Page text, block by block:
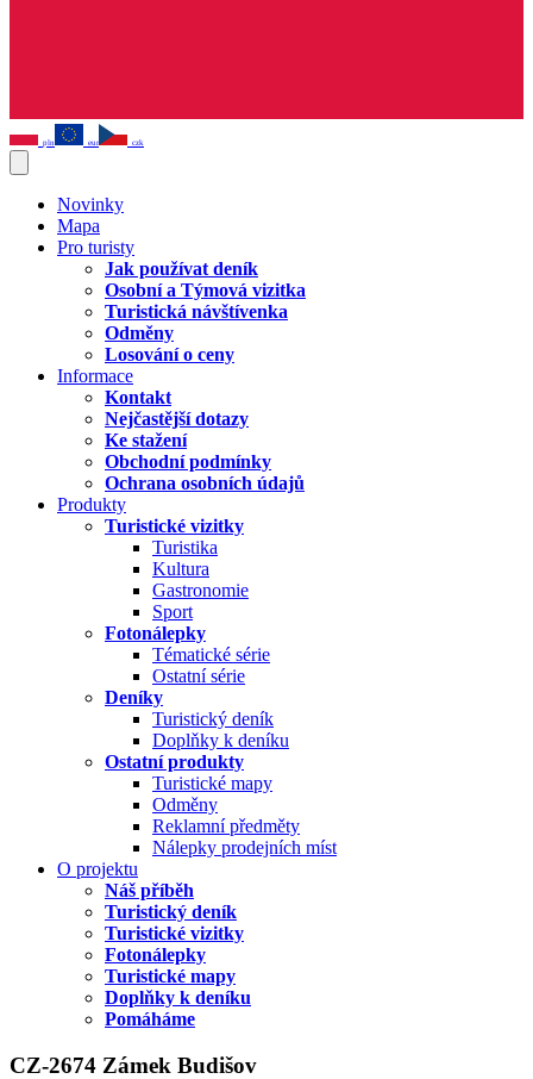
pln eur czk
Novinky
Mapa
Pro turisty
Jak používat deník
Osobní a Týmová vizitka
Turistická návštívenka
Odměny
Losování o ceny
Informace
Kontakt
Nejčastější dotazy
Ke stažení
Obchodní podmínky
Ochrana osobních údajů
Produkty
Turistické vizitky
Turistika
Kultura
Gastronomie
Sport
Fotonálepky
Tématické série
Ostatní série
Deníky
Turistický deník
Doplňky k deníku
Ostatní produkty
Turistické mapy
Odměny
Reklamní předměty
Nálepky prodejních míst
O projektu
Náš příběh
Turistický deník
Turistické vizitky
Fotonálepky
Turistické mapy
Doplňky k deníku
Pomáháme
CZ-2674 Zámek Budišov